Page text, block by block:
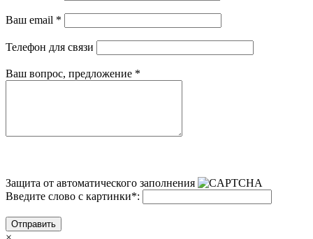
Ваш email *
Телефон для связи
Ваш вопрос, предложение *
Защита от автоматического заполнения
Введите слово с картинки*:
Отправить